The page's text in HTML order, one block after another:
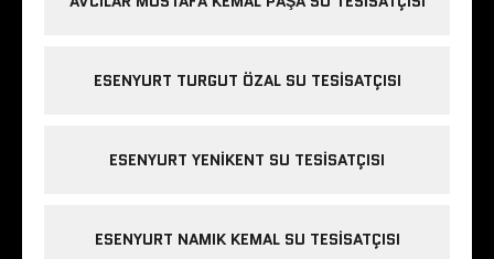
ESENYURT TURGUT ÖZAL SU TESISATÇISI
ESENYURT YENIKENT SU TESISATÇISI
ESENYURT NAMIK KEMAL SU TESISATÇISI